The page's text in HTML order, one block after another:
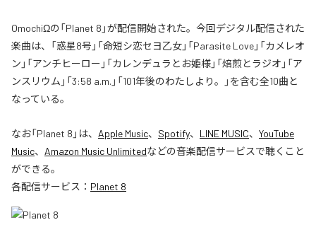
OmochiΩの「Planet 8」が配信開始された。今回デジタル配信された
楽曲は、「惑星8号」「命短シ恋セヨ乙女」「Parasite Love」「カメレオ
ン」「アンチヒーロー」「カレンデュラとお姫様」「焙煎とラジオ」「ア
ンスリウム」「3:58 a.m.」「101年後のわたしより。」を含む全10曲と
なっている。
なお「Planet 8 」は、 Apple Music、 Spotify、 LINE MUSIC、 YouTube
Music、 Amazon Music Unlimitedなどの音楽配信サービスで聴くこと
ができる。
各配信サービス： Planet 8